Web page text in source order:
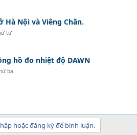
Hà Nội và Viêng Chăn.
tư
hồ đo nhiệt độ DAWN
ba
hoặc đăng ký để bình luận.